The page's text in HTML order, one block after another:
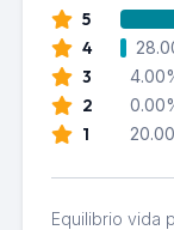
5
4
3
2
1
Equilibrio vida